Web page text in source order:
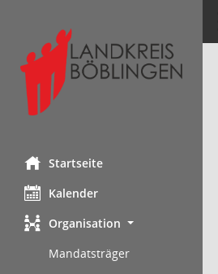
Startseite
Kalender
Organisation
Mandatsträger